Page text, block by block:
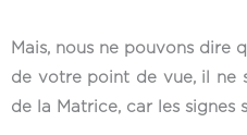
Mais, nous ne pouvons dire
de votre point de vue, il ne
de la Matrice, car les signes